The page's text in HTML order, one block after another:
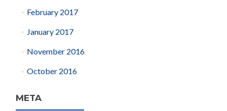
February 2017
January 2017
November 2016
October 2016
META